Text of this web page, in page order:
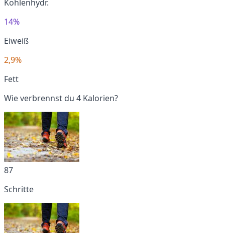
Kohlenhydr.
14%
Eiweiß
2,9%
Fett
Wie verbrennst du 4 Kalorien?
87
Schritte